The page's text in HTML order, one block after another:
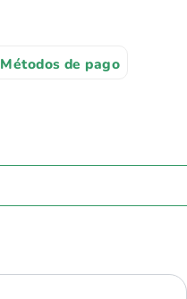
Métodos de pago